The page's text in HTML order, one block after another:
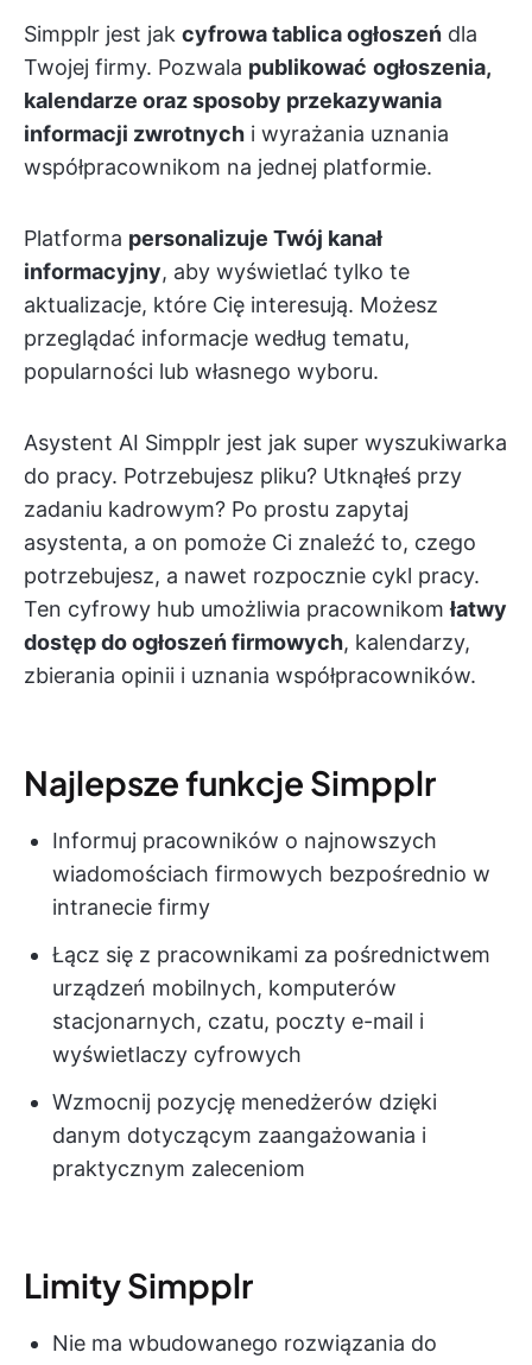
Simpplr jest jak cyfrowa tablica ogłoszeń dla
Twojej firmy. Pozwala publikować ogłoszenia,
kalendarze oraz sposoby przekazywania
informacji zwrotnych i wyrażania uznania
współpracownikom na jednej platformie.
Platforma personalizuje Twój kanał
informacyjny, aby wyświetlać tylko te
aktualizacje, które Cię interesują. Możesz
przeglądać informacje według tematu,
popularności lub własnego wyboru.
Asystent AI Simpplr jest jak super wyszukiwarka
do pracy. Potrzebujesz pliku? Utknąłeś przy
zadaniu kadrowym? Po prostu zapytaj
asystenta, a on pomoże Ci znaleźć to, czego
potrzebujesz, a nawet rozpocznie cykl pracy.
Ten cyfrowy hub umożliwia pracownikomłatwy
dostęp do ogłoszeń firmowych, kalendarzy,
zbierania opinii i uznania współpracowników.
Najlepsze funkcje Simpplr
Informuj pracowników o najnowszych
wiadomościach firmowych bezpośrednio w
intranecie firmy
Łącz się z pracownikami za pośrednictwem
urządzeń mobilnych, komputerów
stacjonarnych, czatu, poczty e-mail i
wyświetlaczy cyfrowych
Wzmocnij pozycję menedżerów dzięki
danym dotyczącym zaangażowania i
praktycznym zaleceniom
Limity Simpplr
Nie ma wbudowanego rozwiązania do